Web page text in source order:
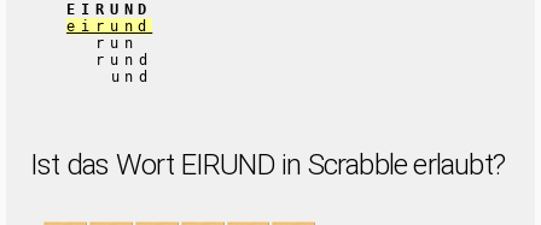
EIRUND
eirund
run
rund
und
Ist das Wort EIRUND in Scrabble erlaubt?